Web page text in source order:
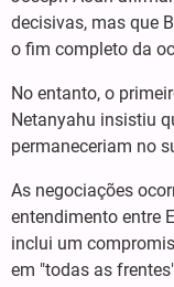
decisivas, mas que
o fim completo da
No entanto, o
Netanyahu insistiu
permaneceriam no
As negociações
entendimento entre
inclui um
em "todas as